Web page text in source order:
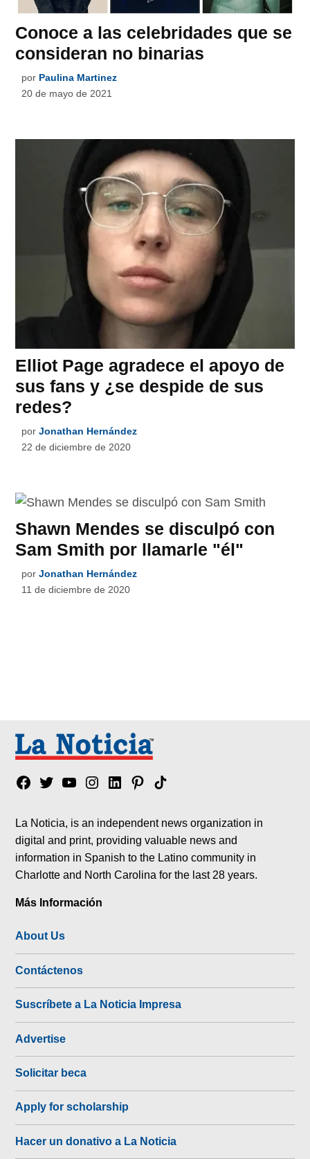
Conoce a las celebridades que se
consideran no binarias
por Paulina Martinez
20 de mayo de 2021
Elliot Page agradece el apoyo de
sus fans y ¿se despide de sus
redes?
por Jonathan Hernández
22 de diciembre de 2020
Shawn Mendes se disculpó con
Sam Smith por llamarle "él"
por Jonathan Hernández
11 de diciembre de 2020
Facebook
TwitterYouTubeInstagram
LinkedinPinterest
Tik
La Noticia, is an independent news organization in
digital and print, providing valuable news and
information in Spanish to the Latino community in
Charlotte and North Carolina for the last 28 years.
Más Información
About Us
Contáctenos
Suscríbete a La Noticia Impresa
Advertise
Solicitar beca
Apply for scholarship
Hacer un donativo a La Noticia